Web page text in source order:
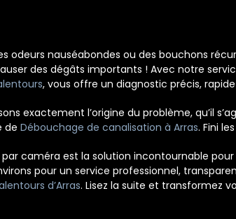
odeurs nauséabondes ou des bouchons
des dégâts importants ! Avec notre
, vous offre un diagnostic précis,
exactement l’origine du problème, qu’il
de Débouchage de canalisation à Arras. Fini
caméra est la solution incontournable
pour un service professionnel,
d’Arras. Lisez la suite et transformez